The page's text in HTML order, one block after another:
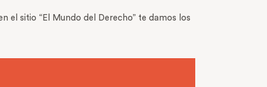
el sitio “El Mundo del Derecho” te damos los